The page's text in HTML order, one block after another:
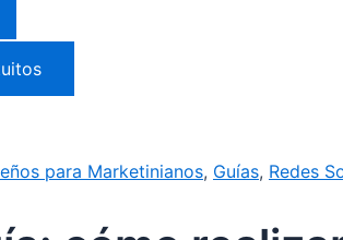
para Marketinianos, Guías, Redes